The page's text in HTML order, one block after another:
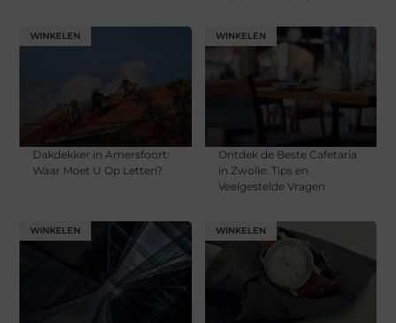
WINKELEN
Dakdekker in Amersfoort:
Waar Moet U Op Letten?
WINKELEN
Ontdek de Beste Cafetaria
in Zwolle: Tips en
Veelgestelde Vragen
WINKELEN WINKELEN